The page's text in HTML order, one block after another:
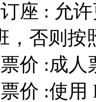
座 : 允
，否则按
价 :成人
价 :使用